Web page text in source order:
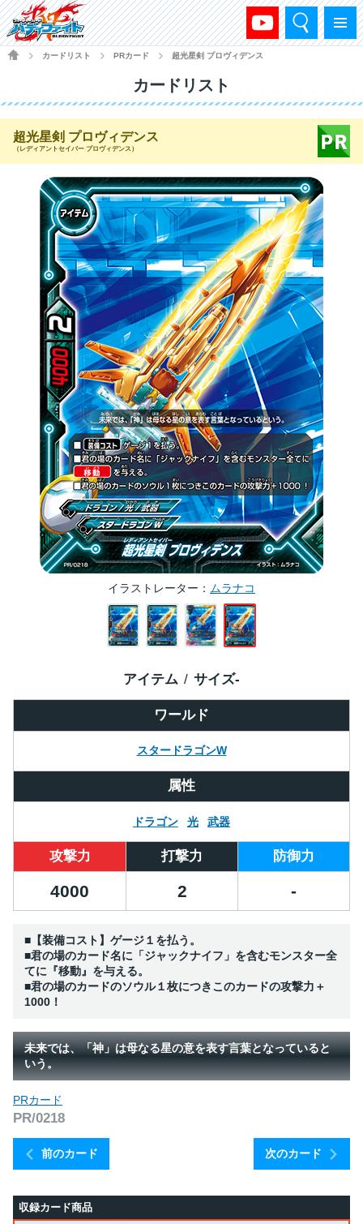
メニュー
検索
HOME
カードリスト PRカード 超光星剣 プロヴィデンス
カードリスト
超光星剣 プロヴィデンス
（レディアントセイバー プロヴィデンス）
イラストレーター ムラナコ
ワールド
スタードラゴンW
アイテム サイズ-
属性
ドラゴン 光 武器
攻撃力 打撃力 防御力
4000 2 -
■【装備コスト】ゲージ１を払う。
■君の場のカード名に「ジャックナイフ」を含むモンスター全
てに『移動』を与える。
■君の場のカードのソウル１枚につきこのカードの攻撃力＋
1000！
未来では、「神」は母なる星の意を表す言葉となっていると
いう。
前のカード
PRカード
PR/0218
次のカード
収録カード商品